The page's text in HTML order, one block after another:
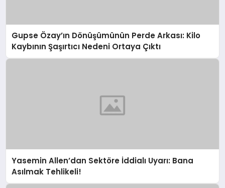
Gupse Özay’ın Dönüşümünün Perde Arkası: Kilo
Kaybının Şaşırtıcı Nedeni Ortaya Çıktı
Yasemin Allen’dan Sektöre İddialı Uyarı: Bana
Asılmak Tehlikeli!